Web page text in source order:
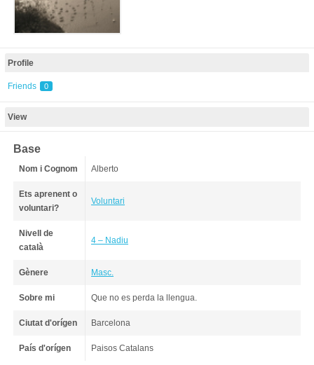
Profile
Friends 0
View
Base
Nom i Cognom Alberto
Ets aprenent o
voluntari?
Voluntari
Nivell de
català
4 – Nadiu
Gènere Masc.
Sobre mi Que no es perda la llengua.
Ciutat d'orígen Barcelona
País d'orígen Paisos Catalans